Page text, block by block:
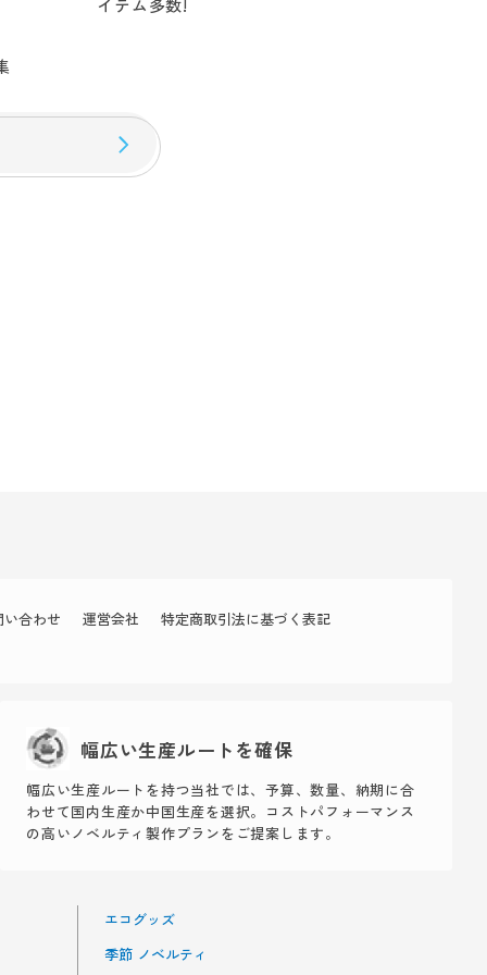
い合わせ 運営会社 特定商取引法に基づく表記
幅広い生産ルートを確保
幅広い生産ルートを持つ当社では、予算、数量、納期に合
わせて国内生産か中国生産を選択。コストパフォーマンス
の高いノベルティ製作プランをご提案します。
エコグッズ
季節 ノベルティ